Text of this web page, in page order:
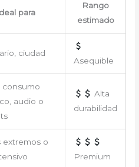
para
Rango
estimado
ciudad
Asequible
consumo
audio o
Alta
durabilidad
extremos o
Premium